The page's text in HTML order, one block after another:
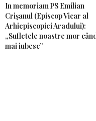
In memoriam PS Emilian
Crișanul (Episcop Vicar al
Arhiepiscopiei Aradului):
„Sufletele noastre mor
mai iubesc”